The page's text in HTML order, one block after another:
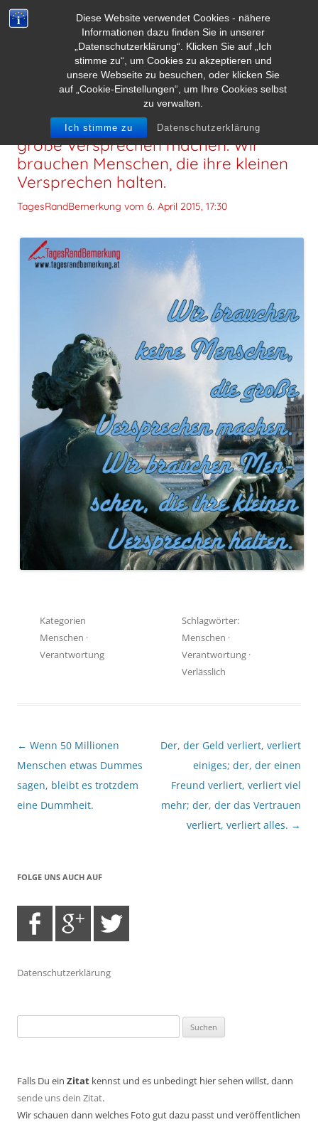
Diese Website verwendet Cookies - nähere
Informationen dazu finden Sie in unserer
„Datenschutzerklärung“. Klicken Sie auf „Ich
stimme zu“, um Cookies zu akzeptieren und
unsere Webseite zu besuchen, oder klicken Sie
auf „Cookie-Einstellungen“, um Ihre Cookies selbst
zu verwalten.
Ich stimme zu Datenschutzerklärung
Wir brauchen keine Menschen, die
große Versprechen machen. Wir
brauchen Menschen, die ihre kleinen
Versprechen halten.
TagesRandBemerkung vom 6. April 2015, 17:30
Kategorien
Menschen ·
Verantwortung
Schlagwörter:
Menschen ·
Verantwortung ·
Verlässlich
Beitragsnavigation
← Wenn 50 Millionen
Menschen etwas Dummes
sagen, bleibt es trotzdem
eine Dummheit.
Der, der Geld verliert, verliert
einiges; der, der einen
Freund verliert, verliert viel
mehr; der, der das Vertrauen
verliert, verliert alles. →
FOLGE UNS AUCH AUF
Datenschutzerklärung
nach:
Falls Du ein Zitat kennst und es unbedingt hier sehen willst, dann
sende uns dein Zitat.
Wir schauen dann welches Foto gut dazu passt und veröffentlichen